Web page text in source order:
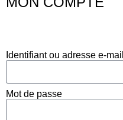
Identifiant ou adresse e-mail
Mot de passe